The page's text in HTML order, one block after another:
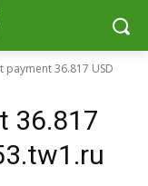
36.817 USD
36.817